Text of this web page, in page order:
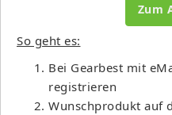
Zum
So geht es:
Bei Gearbest mit
registrieren
Wunschprodukt auf